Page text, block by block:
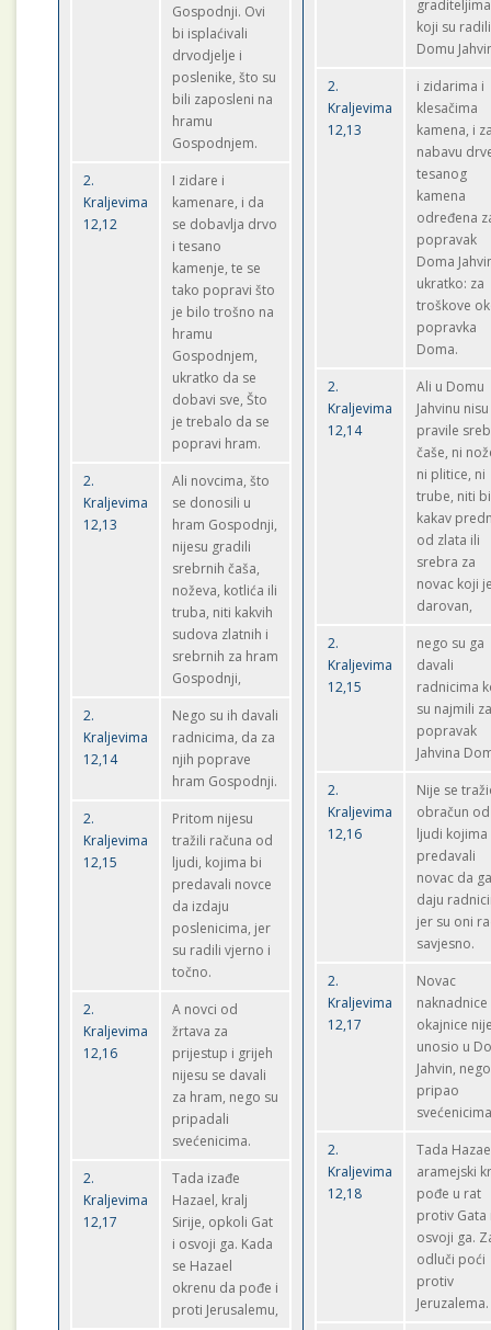
Gospodnji. Ovi
bi isplaćivali
drvodjelje i
poslenike, što su
bili zaposleni na
hramu
Gospodnjem.
2.
Kraljevima
12,12
I zidare i
kamenare, i da
se dobavlja drvo
i tesano
kamenje, te se
tako popravi što
je bilo trošno na
hramu
Gospodnjem,
ukratko da se
dobavi sve, Što
je trebalo da se
popravi hram.
2.
Kraljevima
12,13
Ali novcima, što
se donosili u
hram Gospodnji,
nijesu gradili
srebrnih čaša,
noževa, kotlića ili
truba, niti kakvih
sudova zlatnih i
srebrnih za hram
Gospodnji,
2.
Kraljevima
12,14
Nego su ih davali
radnicima, da za
njih poprave
hram Gospodnji.
2.
Kraljevima
12,15
Pritom nijesu
tražili računa od
ljudi, kojima bi
predavali novce
da izdaju
poslenicima, jer
su radili vjerno i
točno.
2.
Kraljevima
12,16
A novci od
žrtava za
prijestup i grijeh
nijesu se davali
za hram, nego su
pripadali
svećenicima.
2.
Kraljevima
12,17
Tada izađe
Hazael, kralj
Sirije, opkoli Gat
i osvoji ga. Kada
se Hazael
okrenu da pođe i
proti Jerusalemu,
graditeljima
koji su
Domu
2.
Kraljevima
12,13
i zidarima i
klesačima
kamena, i
nabavu
tesanog
kamena
određena
popravak
Doma
ukratko: za
troškove
popravka
Doma.
2.
Kraljevima
12,14
Ali u Domu
Jahvinu
pravile
čaše, ni
ni plitice, ni
trube, niti
kakav
od zlata ili
srebra za
novac koji
darovan,
2.
Kraljevima
12,15
nego su ga
davali
radnicima
su najmili
popravak
Jahvina
2.
Kraljevima
12,16
Nije se
obračun od
ljudi kojima
predavali
novac da
daju
jer su oni
savjesno.
2.
Kraljevima
12,17
Novac
naknadnice
okajnice
unosio u
Jahvin,
pripao
2.
Kraljevima
12,18
Tada
aramejski
pođe u rat
protiv Gata
osvoji ga.
odluči poći
protiv
Jeruzalema.